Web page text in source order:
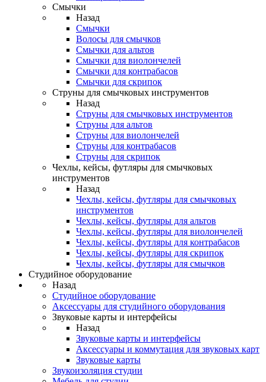
Смычки
Назад
Смычки
Волосы для смычков
Смычки для альтов
Смычки для виолончелей
Смычки для контрабасов
Смычки для скрипок
Струны для смычковых инструментов
Назад
Струны для смычковых инструментов
Струны для альтов
Струны для виолончелей
Струны для контрабасов
Струны для скрипок
Чехлы, кейсы, футляры для смычковых
инструментов
Назад
Чехлы, кейсы, футляры для смычковых
инструментов
Чехлы, кейсы, футляры для альтов
Чехлы, кейсы, футляры для виолончелей
Чехлы, кейсы, футляры для контрабасов
Чехлы, кейсы, футляры для скрипок
Чехлы, кейсы, футляры для смычков
Студийное оборудование
Назад
Студийное оборудование
Аксессуары для студийного оборудования
Звуковые карты и интерфейсы
Назад
Звуковые карты и интерфейсы
Аксессуары и коммутация для звуковых карт
Звуковые карты
Звукоизоляция студии